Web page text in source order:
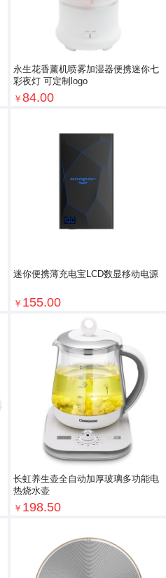
永生花香薰机喷雾加湿器便携迷你七
彩夜灯 可定制logo
￥ 84.00
迷你便携薄充电宝LCD数显移动电源
￥ 155.00
长虹养生壶全自动加厚玻璃多功能电
热烧水壶
￥ 198.50